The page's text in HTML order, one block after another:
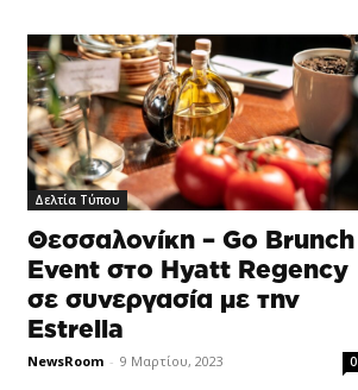
Δελτία Τύπου
Θεσσαλονίκη – Go Brunch
Εvent στο Hyatt Regency
σε συνεργασία με την
Estrella
NewsRoom - 9 Μαρτίου, 2023 0